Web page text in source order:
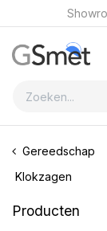
Overslaan naar
Gereedschap
Klokzagen
Producten